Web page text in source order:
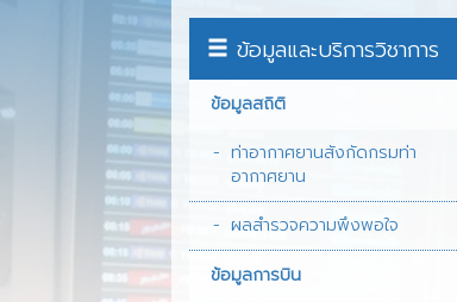
ผู้บริห
ข้อมูลและบริการวิชาการ
ข้อมูลสถิติ
ท่าอากาศยานสังกัดกรมท่า
อากาศยาน
ผลสำรวจความพึงพอใจ
ข้อมูลการบิน